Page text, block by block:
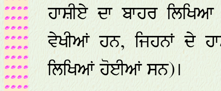
ਹਾਸ਼ੀਏ ਦਾ ਬਾਹਰ
ਵੇਖੀਆਂ ਹਨ, ਜਿਹਨਾਂ ਦੇ
ਲਿਖਿਆਂ ਹੋਈਆਂ ਸਨ)।